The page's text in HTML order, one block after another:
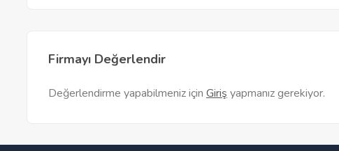
Firmayı Değerlendir
Değerlendirme yapabilmeniz için Giriş yapmanız gerekiyor.